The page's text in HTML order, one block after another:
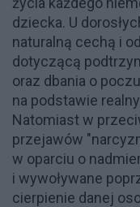
dziecka. U
naturalną cechą i
dotyczącą
oraz dbania o
na podstawie
Natomiast w
przejawów
w oparciu o
i wywoływane
cierpienie danej